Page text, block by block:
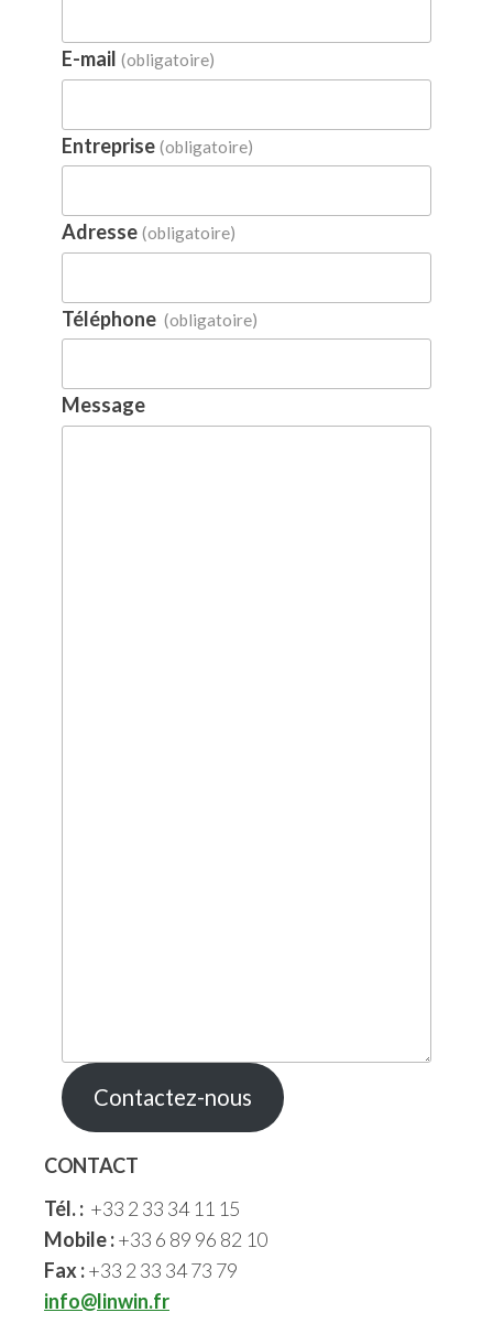
E-mail (obligatoire)
Entreprise (obligatoire)
Adresse (obligatoire)
Téléphone (obligatoire)
Message
Contactez-nous
CONTACT
Tél. : +33 2 33 34 11 15
Mobile :+33 6 89 96 82 10
Fax :+33 2 33 34 73 79
info@linwin.fr